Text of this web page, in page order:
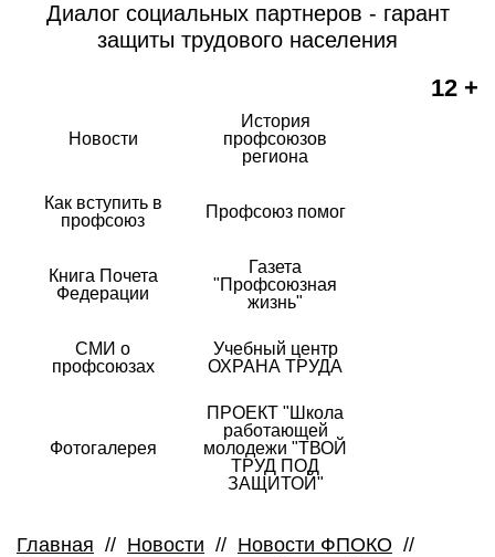
Диалог социальных партнеров - гарант
защиты трудового населения
12 +
Новости
История
профсоюзов
региона
Как вступить в
профсоюз
Профсоюз помог
Книга Почета
Федерации
Газета
"Профсоюзная
жизнь"
СМИ о
профсоюзах
Учебный центр
ОХРАНА ТРУДА
Фотогалерея
ПРОЕКТ "Школа
работающей
молодежи "ТВОЙ
ТРУД ПОД
ЗАЩИТОЙ"
Главная // Новости // Новости ФПОКО //